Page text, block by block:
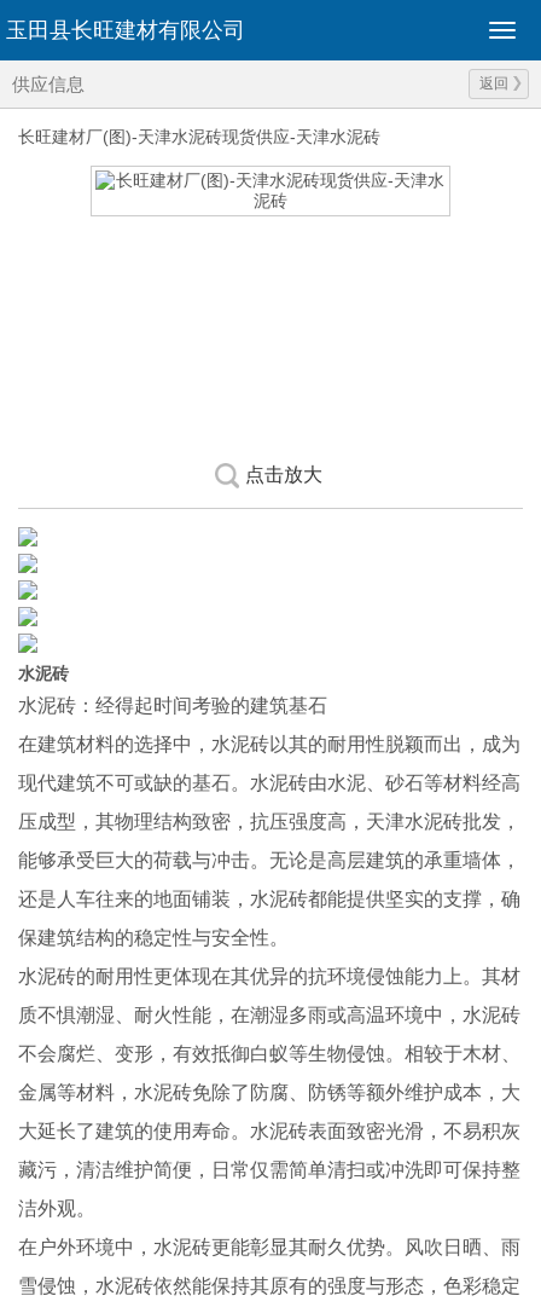
玉田县长旺建材有限公司
供应信息 返回
长旺建材厂(图)-天津水泥砖现货供应-天津水泥砖
点击放大
水泥砖
水泥砖：经得起时间考验的建筑基石
在建筑材料的选择中，水泥砖以其的耐用性脱颖而出，成为
现代建筑不可或缺的基石。水泥砖由水泥、砂石等材料经高
压成型，其物理结构致密，抗压强度高，天津水泥砖批发，
能够承受巨大的荷载与冲击。无论是高层建筑的承重墙体，
还是人车往来的地面铺装，水泥砖都能提供坚实的支撑，确
保建筑结构的稳定性与安全性。
水泥砖的耐用性更体现在其优异的抗环境侵蚀能力上。其材
质不惧潮湿、耐火性能，在潮湿多雨或高温环境中，水泥砖
不会腐烂、变形，有效抵御白蚁等生物侵蚀。相较于木材、
金属等材料，水泥砖免除了防腐、防锈等额外维护成本，大
大延长了建筑的使用寿命。水泥砖表面致密光滑，不易积灰
藏污，清洁维护简便，日常仅需简单清扫或冲洗即可保持整
洁外观。
在户外环境中，水泥砖更能彰显其耐久优势。风吹日晒、雨
雪侵蚀，水泥砖依然能保持其原有的强度与形态，色彩稳定